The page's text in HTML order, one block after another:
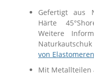
Gefertigt aus
Härte
Weitere
von Elastomeren
Mit Metallteilen